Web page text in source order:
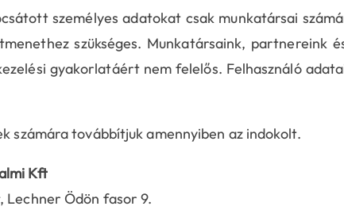
személyes adatokat csak munkatársai
szükséges. Munkatársaink,
gyakorlatáért nem felelős. Felhasználó
számára továbbítjuk amennyiben az indokolt.
Kft
Lechner Ödön fasor 9.